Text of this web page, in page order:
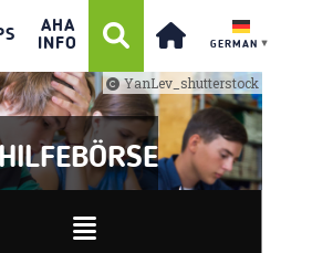
AHA
INFO
GERMAN ▼
YanLev_shutterstock